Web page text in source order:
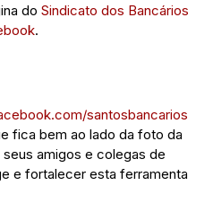
do Sindicato dos Bancários
.
santosbancarios
fica bem ao lado da foto da
amigos e colegas de
e fortalecer esta ferramenta